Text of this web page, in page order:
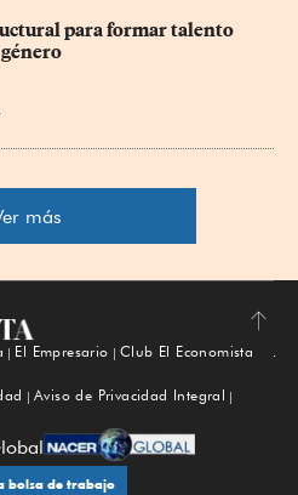
para formar talento
más
Subir
El Empresario
Club El Economista
Aviso de Privacidad Integral
bolsa de trabajo